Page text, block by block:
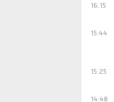
16:15
15:44
15:25
14:48